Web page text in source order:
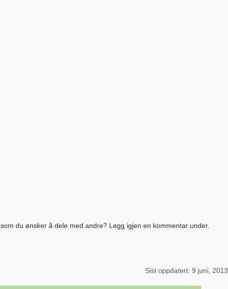
som du ønsker å dele med andre? Legg igjen en kommentar under.
Sist oppdatert: 9 juni, 2013